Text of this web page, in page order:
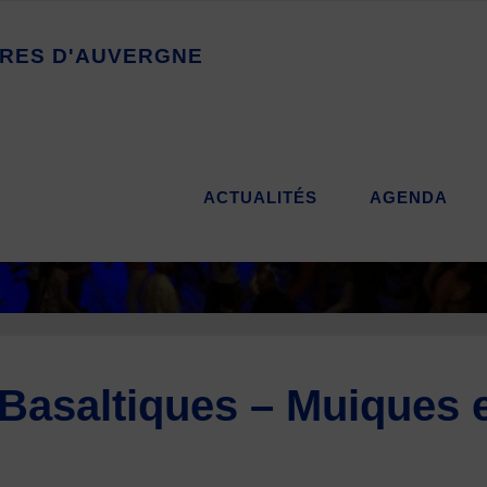
RES D'AUVERGNE
ACTUALITÉS AGENDA
– Muiques